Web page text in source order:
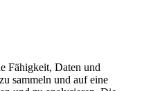
Fähigkeit, Daten und
sammeln und auf eine